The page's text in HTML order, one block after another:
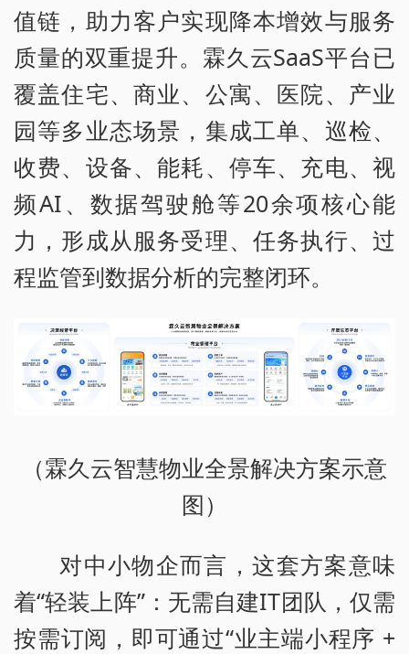
值链，助力客户实现降本增效与服务
质量的双重提升。霖久云SaaS平台已
覆盖住宅、商业、公寓、医院、产业
园等多业态场景，集成工单、巡检、
收费、设备、能耗、停车、充电、视
频AI、数据驾驶舱等20余项核心能
力，形成从服务受理、任务执行、过
程监管到数据分析的完整闭环。
（霖久云智慧物业全景解决方案示意
图）
对中小物企而言，这套方案意味
着“轻装上阵”：无需自建IT团队，仅需
按需订阅，即可通过“业主端小程序 +